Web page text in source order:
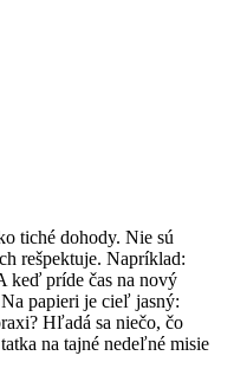
tiché dohody. Nie sú
rešpektuje. Napríklad:
keď príde čas na nový
papieri je cieľ jasný:
Hľadá sa niečo, čo
na tajné nedeľné misie